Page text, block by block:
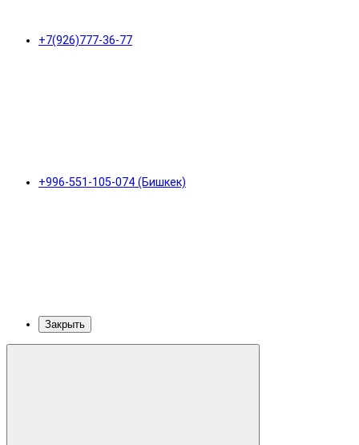
+7(926)777-36-77
+996-551-105-074 (Бишкек)
Закрыть